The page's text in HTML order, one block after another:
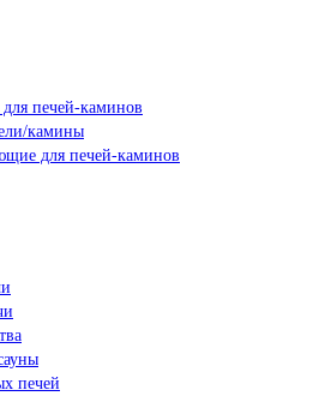
печей-каминов
камины
для печей-каминов
печей